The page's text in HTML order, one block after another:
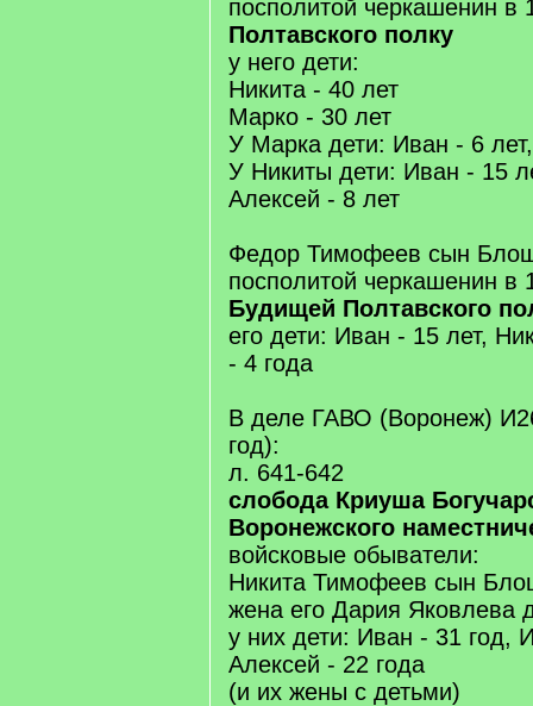
посполитой черкашенин в
Полтавского полку
у него дети:
Никита - 40 лет
Марко - 30 лет
У Марка дети: Иван - 6
У Никиты дети: Иван - 15
Алексей - 8 лет
Федор Тимофеев сын
посполитой черкашенин в
Будищей Полтавского
его дети: Иван - 15 лет,
- 4 года
В деле ГАВО (Воронеж)
год):
л. 641-642
слобода Криуша
Воронежского
войсковые обыватели:
Никита Тимофеев сын
жена его Дария Яковлева
у них дети: Иван - 31 год,
Алексей - 22 года
(и их жены с детьми)